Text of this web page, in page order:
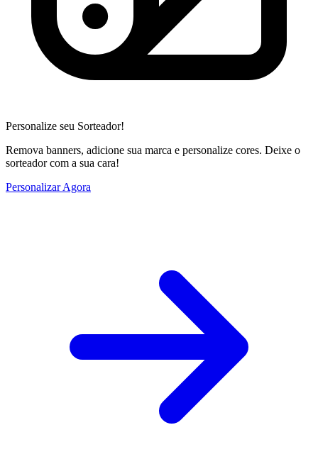
Personalize seu Sorteador!
Remova banners, adicione sua marca e personalize cores. Deixe o
sorteador com a sua cara!
Personalizar Agora